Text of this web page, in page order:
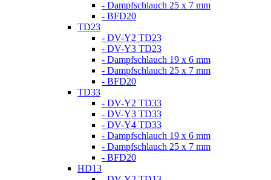
- Dampfschlauch 25 x 7 mm
- BFD20
TD23
- DV-Y2 TD23
- DV-Y3 TD23
- Dampfschlauch 19 x 6 mm
- Dampfschlauch 25 x 7 mm
- BFD20
TD33
- DV-Y2 TD33
- DV-Y3 TD33
- DV-Y4 TD33
- Dampfschlauch 19 x 6 mm
- Dampfschlauch 25 x 7 mm
- BFD20
HD13